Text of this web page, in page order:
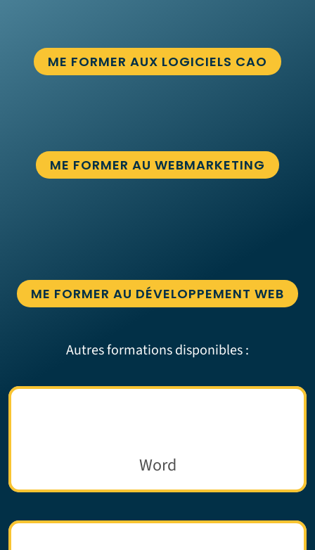
ME FORMER AUX LOGICIELS CAO
ME FORMER AU WEBMARKETING
ME FORMER AU DÉVELOPPEMENT WEB
Autres formations disponibles :
Word